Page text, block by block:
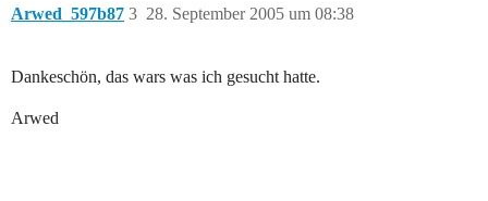
Arwed_597b87 28. September 2005 um 08:38
3
Dankeschön, das wars was ich gesucht hatte.
Arwed